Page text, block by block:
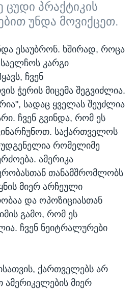
ცუდი პრაქტიკის
უნდა მოვიქცეთ.
ესაუბრონ. ხშირად, როცა
საელჩოს კარგი
ჩვენ
ჭერის მიცემა შეგვიძლია.
სადაც ყველას შეუძლია
ჩვენ გვინდა, რომ ეს
საქართველოს
რომელიმე
ამერიკა
თანამშრომლობს
მიერ არჩეული
და ოპოზიციასთან
გამო, რომ ეს
ჩვენ ნეიტრალურები
ქართველებს არ
მიერ